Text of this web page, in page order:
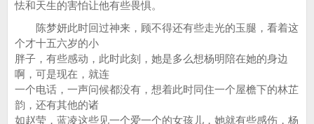
怯和天生的害怕让他有些畏惧。
陈梦妍此时回过神来，顾不得还有些走光的玉腿，看着这
个才十五六岁的小
胖子，有些感动，此时此刻，她是多么想杨明陪在她的身边
啊，可是现在，就连
一个电话，一声问候都没有，想着此时同住一个屋檐下的林芷
韵，还有其他的诸
如赵莹，蓝凌这些见一个爱一个的女孩儿，她就有些感伤，杨